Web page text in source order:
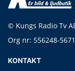
© Kungs Radio Tv
Org nr: 556248-5671
KONTAKT